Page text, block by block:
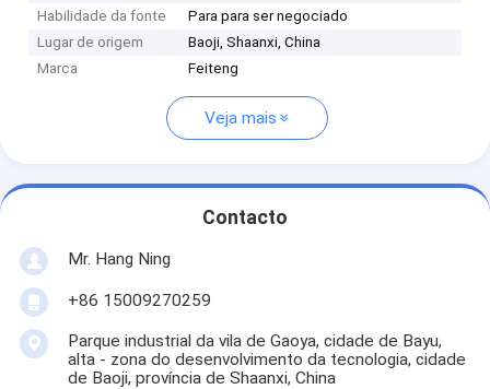
Habilidade da fonte
Para para ser negociado
Lugar de origem
Baoji, Shaanxi, China
Marca
Feiteng
Veja mais
Contacto
Mr. Hang Ning
+86 15009270259
Parque industrial da vila de Gaoya, cidade de Bayu,
alta - zona do desenvolvimento da tecnologia, cidade
de Baoji, província de Shaanxi, China